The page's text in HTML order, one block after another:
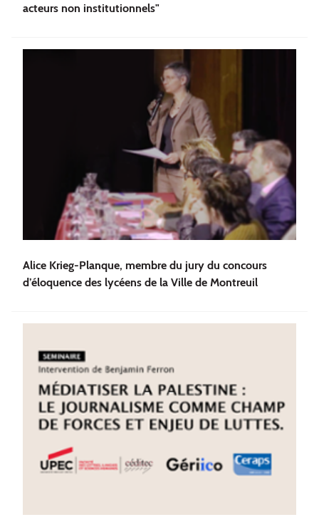
acteurs non institutionnels"
Alice Krieg-Planque, membre du jury du concours
d’éloquence des lycéens de la Ville de Montreuil